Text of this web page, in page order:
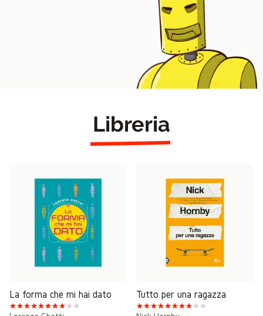
Libreria
La forma che mi hai dato Tutto per una ragazza